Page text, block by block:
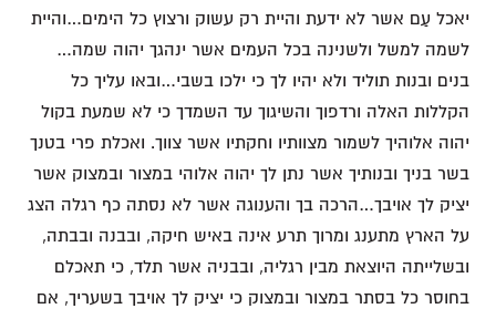
יאכל עַם אשר לא ידעת והיית רק עשוק ורצוץ כל הימים…והיית
לשמה למשל ולשנינה בכל העמים אשר ינהגך יהוה שמה…
בנים ובנות תוליד ולא יהיו לך כי ילכו בשבי…ובאו עליך כל
הקללות האלה ורדפוך והשיגוך עד השמדך כי לא שמעת בקול
יהוה אלוהיך לשמור מצוותיו וחקתיו אשר צווך. ואכלת פרי בטנך
בשר בניך ובנותיך אשר נתן לך יהוה אלוהי במצור ובמצוק אשר
יציק לך אויבך…הרכה בך והענוגה אשר לא נסתה כף רגלה הצג
על הארץ מתענג ומרוך תרע אינה באיש חיקה, ובבנה ובבתה,
ובשלייתה היוצאת מבין רגליה, ובבניה אשר תלד, כי תאכלם
בחוסר כל בסתר במצור ובמצוק כי יציק לך אויבך בשעריך, אם